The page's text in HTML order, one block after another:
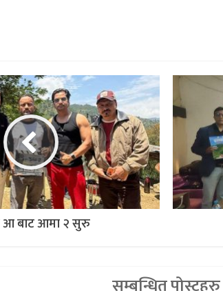
बाट आमा २ सुरु